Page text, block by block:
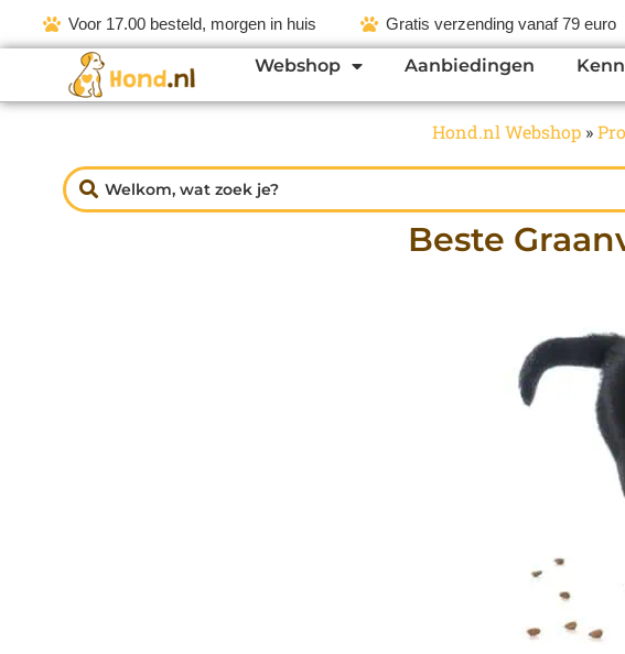
Voor 17.00 besteld, morgen in huis Gratis verzending vanaf 79 euro
Webshop Aanbiedingen
Hond.nl Webshop»
Beste